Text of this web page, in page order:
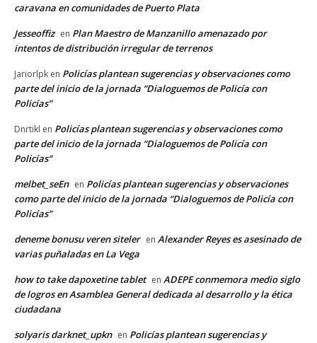
caravana en comunidades de Puerto Plata
Jesseoffiz en Plan Maestro de Manzanillo amenazado por
intentos de distribución irregular de terrenos
Jariorlpk en Policías plantean sugerencias y observaciones como
parte del inicio de la jornada “Dialoguemos de Policía con
Policías”
Dnrtikl en Policías plantean sugerencias y observaciones como
parte del inicio de la jornada “Dialoguemos de Policía con
Policías”
melbet_seEn en Policías plantean sugerencias y observaciones
como parte del inicio de la jornada “Dialoguemos de Policía con
Policías”
deneme bonusu veren siteler en Alexander Reyes es asesinado de
varias puñaladas en La Vega
how to take dapoxetine tablet en ADEPE conmemora medio siglo
de logros en Asamblea General dedicada al desarrollo y la ética
ciudadana
solyaris darknet_upkn en Policías plantean sugerencias y